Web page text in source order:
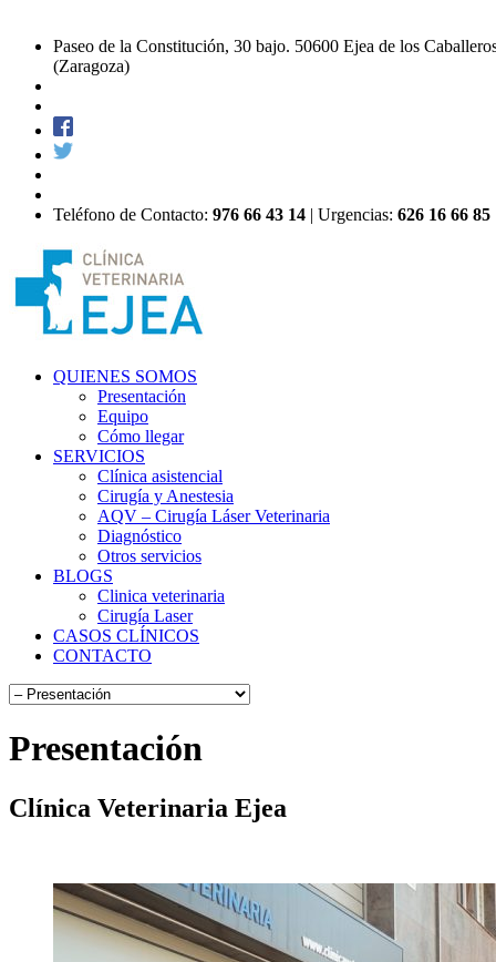
Paseo de la Constitución, 30 bajo. 50600 Ejea de los
(Zaragoza)
Teléfono de Contacto: 976 66 43 14 | Urgencias: 626 16 66 85
QUIENES SOMOS
Presentación
Equipo
Cómo llegar
SERVICIOS
Clínica asistencial
Cirugía y Anestesia
AQV – Cirugía Láser Veterinaria
Diagnóstico
Otros servicios
BLOGS
Clinica veterinaria
Cirugía Laser
CASOS CLÍNICOS
CONTACTO
Presentación
Clínica Veterinaria Ejea